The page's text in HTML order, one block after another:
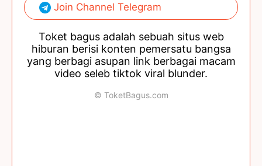
Join Channel Telegram
Toket bagus adalah sebuah situs web
hiburan berisi konten pemersatu bangsa
yang berbagi asupan link berbagai macam
video seleb tiktok viral blunder.
© ToketBagus.com